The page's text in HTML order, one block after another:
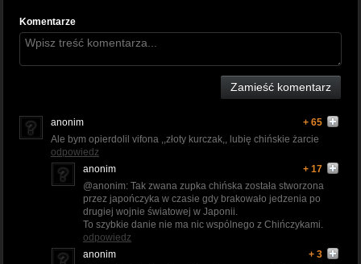
Komentarze
Zamieść komentarz
anonim
+ 65
Ale bym opierdolil vifona ,,złoty kurczak,, lubię chińskie żarcie
odpowiedz
anonim
+ 17
@anonim: Tak zwana zupka chińska została stworzona
przez japończyka w czasie gdy brakowało jedzenia po
drugiej wojnie światowej w Japonii.
To szybkie danie nie ma nic wspólnego z Chińczykami.
odpowiedz
anonim
+ 3